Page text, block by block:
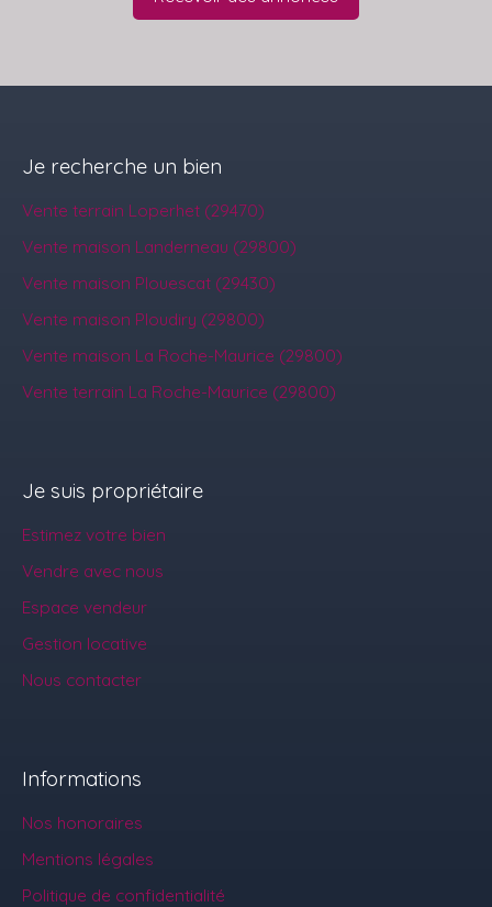
Je recherche un bien
Vente terrain Loperhet (29470)
Vente maison Landerneau (29800)
Vente maison Plouescat (29430)
Vente maison Ploudiry (29800)
Vente maison La Roche-Maurice (29800)
Vente terrain La Roche-Maurice (29800)
Je suis propriétaire
Estimez votre bien
Vendre avec nous
Espace vendeur
Gestion locative
Nous contacter
Informations
Nos honoraires
Mentions légales
Politique de confidentialité